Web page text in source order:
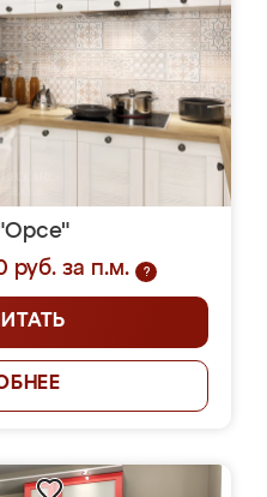
руб. за п.м.
?